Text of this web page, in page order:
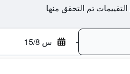
- س 15/8